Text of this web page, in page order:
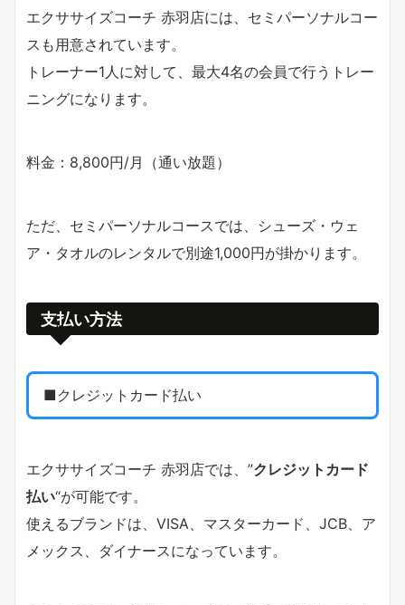
エクササイズコーチ 赤羽店には、セミパーソナルコー
スも用意されています。
トレーナー1人に対して、最大4名の会員で行うトレー
ニングになります。
料金：8,800円/月（通い放題）
ただ、セミパーソナルコースでは、シューズ・ウェ
ア・タオルのレンタルで別途1,000円が掛かります。
支払い方法
■クレジットカード払い
エクササイズコーチ 赤羽店では、”クレジットカード
払い“が可能です。
使えるブランドは、VISA、マスターカード、JCB、ア
メックス、ダイナースになっています。